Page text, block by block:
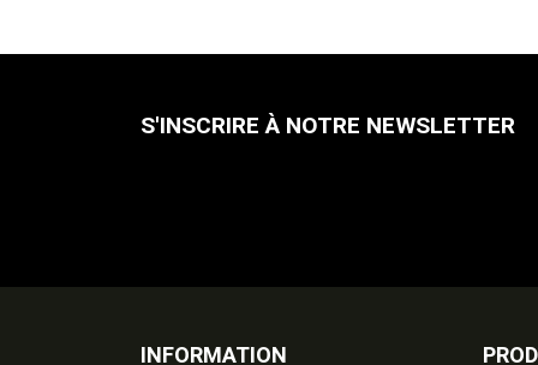
S'INSCRIRE À NOTRE NEWSLETTER
INFORMATION